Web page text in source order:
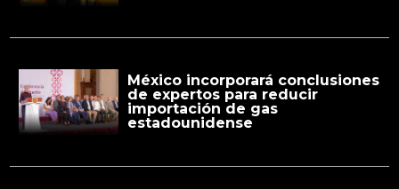
México incorporará conclusiones
de expertos para reducir
importación de gas
estadounidense